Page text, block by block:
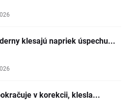
klesajú napriek úspechu...
v korekcii, klesla...